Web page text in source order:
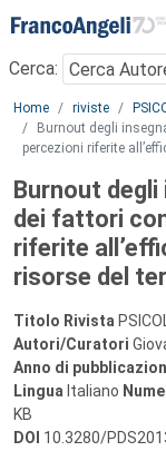
Menu
Cerca:
Main content
Home riviste
Burnout degli
percezioni riferite
Burnout
dei fattori
riferite
risorse del
Titolo Rivista
Autori/Curatori
Anno di
Lingua Italiano
KB
DOI 10.3280/